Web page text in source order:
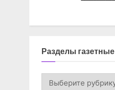
Разделы газетные
Разделы